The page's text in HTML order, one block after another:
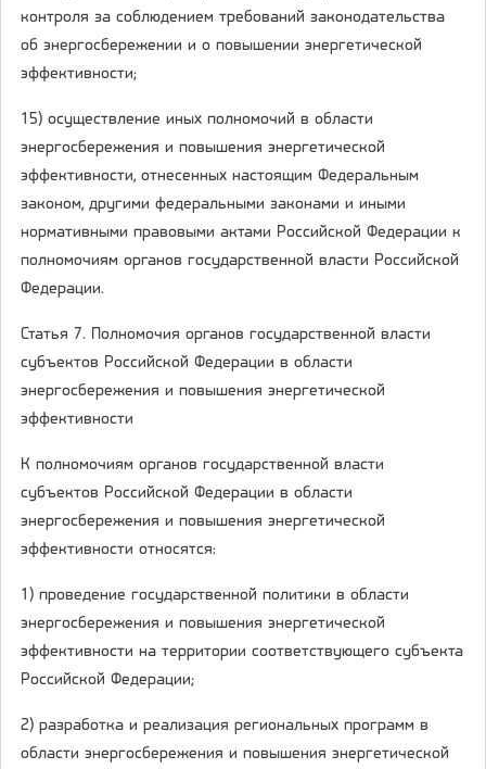
контроля за соблюдением требований законодательства
об энергосбережении и о повышении энергетической
эффективности;
15) осуществление иных полномочий в области
энергосбережения и повышения энергетической
эффективности, отнесенных настоящим Федеральным
законом, другими федеральными законами и иными
нормативными правовыми актами Российской Федерации к
полномочиям органов государственной власти Российской
Федерации.
Статья 7. Полномочия органов государственной власти
субъектов Российской Федерации в области
энергосбережения и повышения энергетической
эффективности
К полномочиям органов государственной власти
субъектов Российской Федерации в области
энергосбережения и повышения энергетической
эффективности относятся:
1) проведение государственной политики в области
энергосбережения и повышения энергетической
эффективности на территории соответствующего субъекта
Российской Федерации;
2) разработка и реализация региональных программ в
области энергосбережения и повышения энергетической